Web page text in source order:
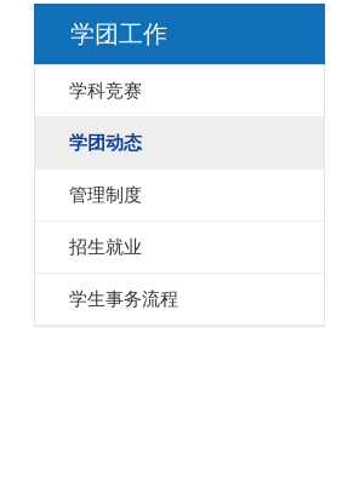
学团工作
学科竞赛
学团动态
管理制度
招生就业
学生事务流程